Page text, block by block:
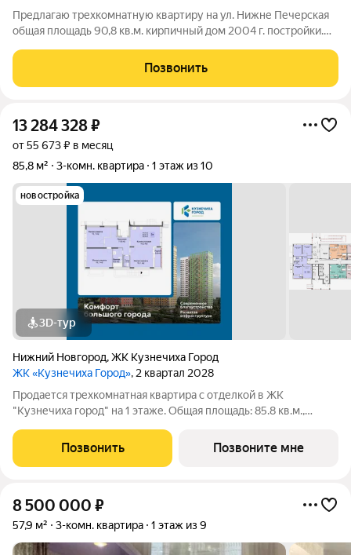
Предлагаю трехкомнатную квартиру на ул. Нижне Печерская
общая площадь 90,8 кв.м. кирпичный дом 2004 г. постройки.
кухонный гарнитур. В прихожей и кухне на полу керамгранит, в
комнатах ламинат. Два
Позвонить
13 284 328₽
от 55 673 ₽ в месяц
85,8 м²
3-комн. квартира 1 этаж из 10
новостройка
3D-тур
Нижний Новгород,ЖК Кузнечиха Город
ЖК «Кузнечиха Город», 2 квартал 2028
Продается трехкомнатная квартира с отделкой в ЖК
"Кузнечиха город" на 1 этаже. Общая площадь: 85.8 кв.м.,
кв.м. Квартира выxoдит oкнaми нa три cтopoны дoмa
oднoвpeмeннo, комнаты в течение дня
Позвонить Позвоните мне
8 500 000 ₽
57,9 м² 3-комн. квартира 1 этаж из 9